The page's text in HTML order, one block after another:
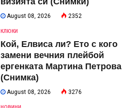
August 08, 2026 2352
КЛЮКИ
Кой, Елвиса ли? Ето с кого
замени вечния плейбой
ергенката Мартина Петрова
(Снимка)
August 08, 2026 3276